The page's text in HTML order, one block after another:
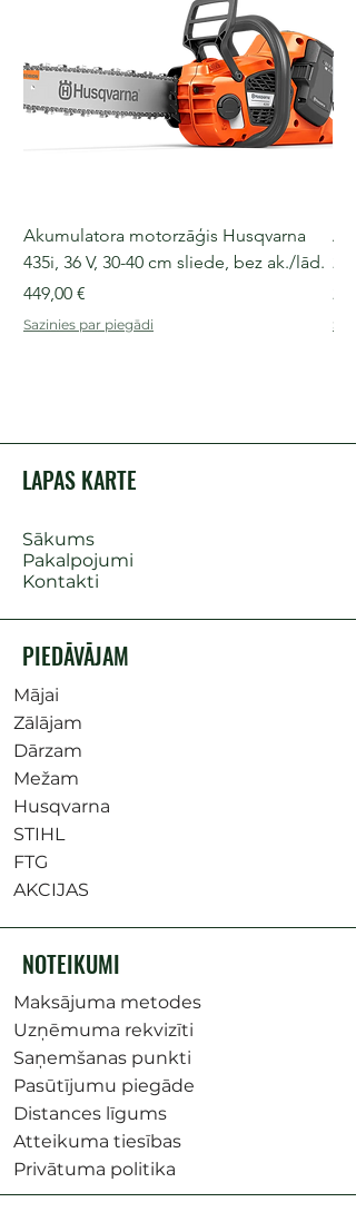
Akumulatora motorzāģis Husqvarna
435i, 36 V, 30-40 cm sliede, bez ak./lād.
Cena
449,00 €
Sazinies par piegādi
LAPAS KARTE
Sākums
Pakalpojumi
Kontakti
PIEDĀVĀJAM
Mājai
Zālājam
Dārzam
Mežam
Husqvarna
STIHL
FTG
AKCIJAS
NOTEIKUMI
Maksājuma metodes
Uzņēmuma rekvizīti
Saņemšanas punkti
Pasūtījumu piegāde
Distances līgums
Atteikuma tiesības
Privātuma politika